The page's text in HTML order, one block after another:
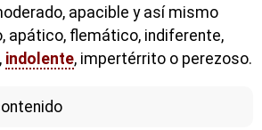
apacible y así mismo
apático, flemático, indiferente,
indolente, impertérrito o perezoso.